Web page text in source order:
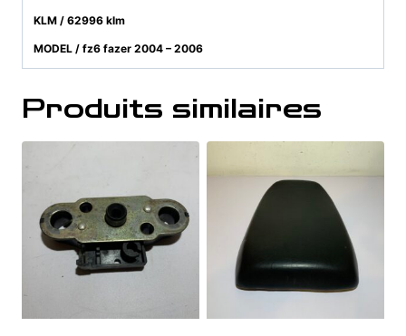
KLM / 62996 klm
MODEL / fz6 fazer 2004 – 2006
Produits similaires